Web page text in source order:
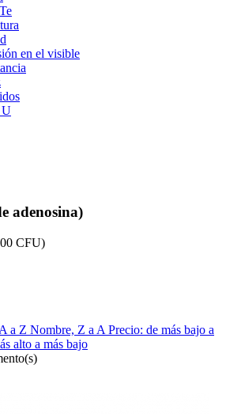
en el visible
U
adenosina)
CFU)
a Z Nombre, Z a A Precio: de más bajo a
alto a más bajo